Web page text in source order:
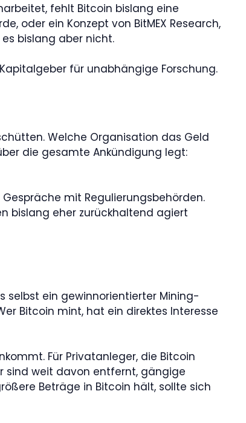
fehlt Bitcoin bislang eine
oder ein Konzept von BitMEX Research,
bislang aber nicht.
für unabhängige Forschung.
Welche Organisation das Geld
die gesamte Ankündigung legt:
mit Regulierungsbehörden.
bislang eher zurückhaltend agiert
selbst ein gewinnorientierter Mining-
Bitcoin mint, hat ein direktes Interesse
Für Privatanleger, die Bitcoin
sind weit davon entfernt, gängige
Beträge in Bitcoin hält, sollte sich